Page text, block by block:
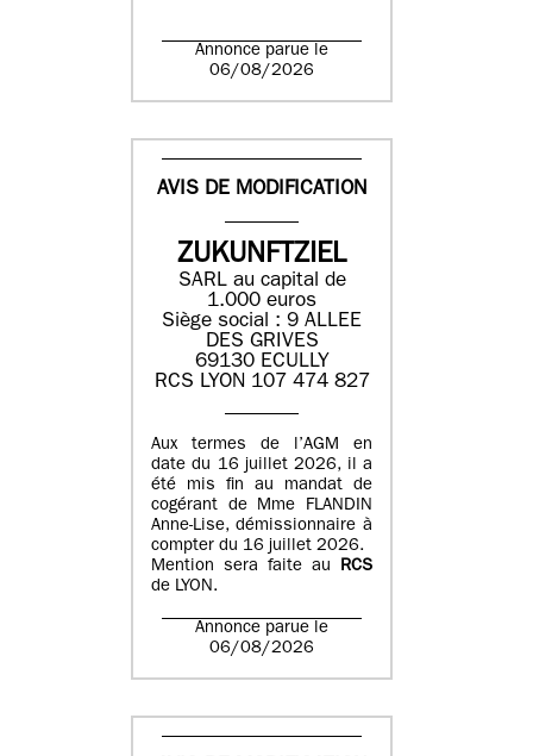
Annonce parue le
06/08/2026
AVIS DE MODIFICATION
ZUKUNFTZIEL
SARL au capital de
1.000 euros
Siège social : 9 ALLEE
DES GRIVES
69130 ECULLY
RCS LYON 107 474 827
Aux termes de l’AGM en
date du 16 juillet 2026, il a
été mis fin au mandat de
cogérant de Mme FLANDIN
Anne-Lise, démissionnaire à
compter du 16 juillet 2026.
Mention sera faite au RCS
de LYON.
Annonce parue le
06/08/2026